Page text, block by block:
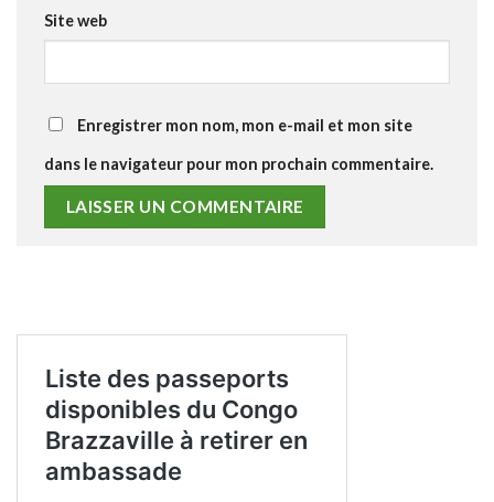
Site web
Enregistrer mon nom, mon e-mail et mon site
dans le navigateur pour mon prochain commentaire.